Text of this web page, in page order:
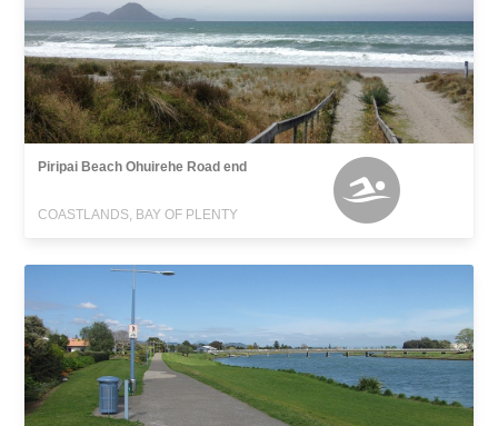
Piripai Beach Ohuirehe Road end
COASTLANDS, BAY OF PLENTY